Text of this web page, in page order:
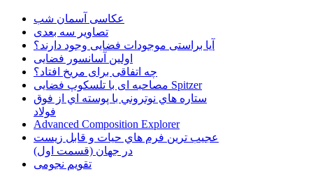
عکاسی آسمان شب
تصاویر سه بعدی
آیا براستی موجودات فضایی وجود دارند؟
اولین آسانسور فضایی
چه اتفاقی برای مریخ افتاد؟
مصاحبه ای با تلسکوپ فضایی Spitzer
ستاره هاي نوتروني با پوسته اي از فوق
فولاد
Advanced Composition Explorer
عجیب ترین فرم هاي حيات و قابل زيست
در جهان (قسمت اول)
تقویم نجومی